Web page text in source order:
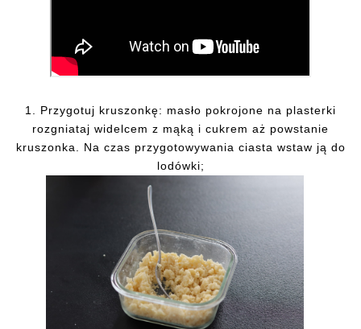
1. Przygotuj kruszonkę: masło pokrojone na plasterki
rozgniataj widelcem z mąką i cukrem aż powstanie
kruszonka. Na czas przygotowywania ciasta wstaw ją do
lodówki;